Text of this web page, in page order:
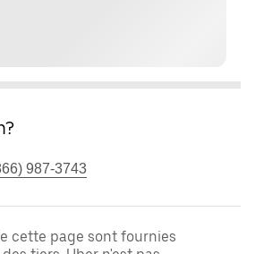
987-3743
cette page sont fournies